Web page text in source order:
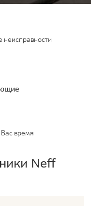
время
Neff